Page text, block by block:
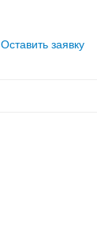
Оставить заявку